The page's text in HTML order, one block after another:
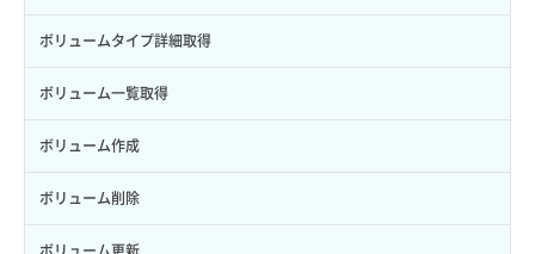
ロールからパーミッションを紐づけ解除
ロールにパーミッションを紐づけ
ロール一覧取得
ロール作成
ロール削除
ボリュームタイプ詳細取得
ボリューム一覧取得
ボリューム作成
ボリューム削除